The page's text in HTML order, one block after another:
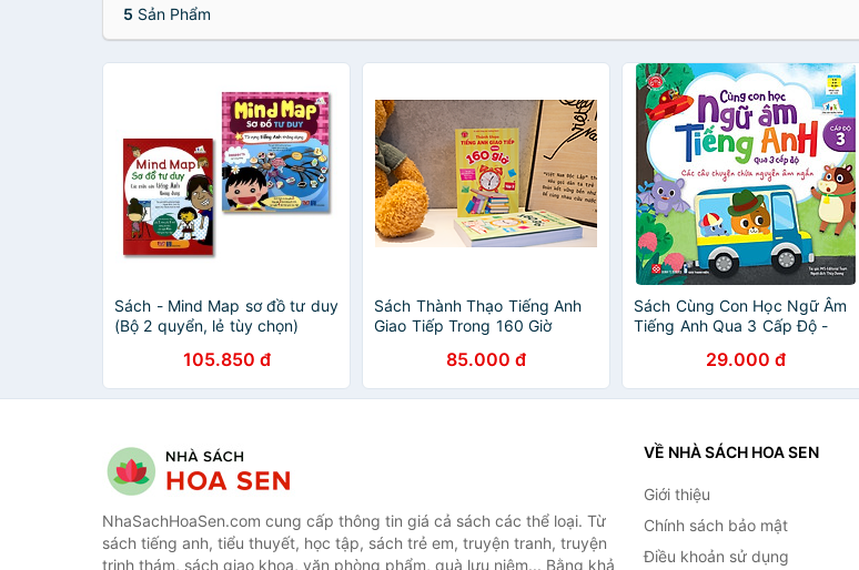
5 Sản Phẩm
Sách - Mind Map sơ đồ tư duy
(Bộ 2 quyển, lẻ tùy chọn)
105.850 đ
Sách Thành Thạo Tiếng Anh
Giao Tiếp Trong 160 Giờ
85.000 đ
Sách Cùng Con Học Ngữ Âm
Tiếng Anh Qua 3 Cấp Độ -
Nguyên Âm Ngắn
29.000 đ
NhaSachHoaSen.com cung cấp thông tin giá cả sách các thể loại. Từ
sách tiếng anh, tiểu thuyết, học tập, sách trẻ em, truyện tranh, truyện
trinh thám, sách giao khoa, văn phòng phẩm, quà lưu niệm... Bằng khả
VỀ NHÀ SÁCH HOA SEN
Giới thiệu
Chính sách bảo mật
Điều khoản sử dụng